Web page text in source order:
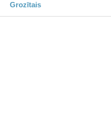
Grozītais